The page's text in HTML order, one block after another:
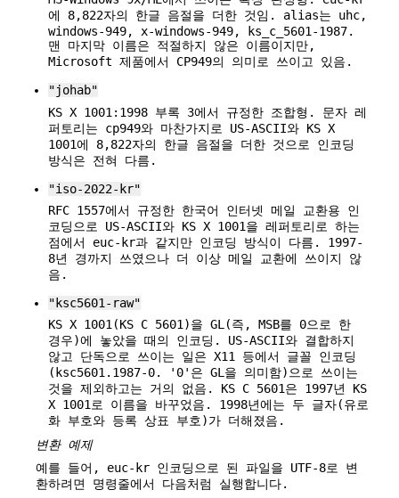
에 8,822자의 한글 음절을 더한 것임. alias는 uhc,
windows-949, x-windows-949, ks_c_5601-1987.
맨 마지막 이름은 적절하지 않은 이름이지만,
Microsoft 제품에서 CP949의 의미로 쓰이고 있음.
"johab"
KS X 1001:1998 부록 3에서 규정한 조합형. 문자 레
퍼토리는 cp949와 마찬가지로 US-ASCII와 KS X
1001에 8,822자의 한글 음절을 더한 것으로 인코딩
방식은 전혀 다름.
"iso-2022-kr"
RFC 1557에서 규정한 한국어 인터넷 메일 교환용 인
코딩으로 US-ASCII와 KS X 1001을 레퍼토리로 하는
점에서 euc-kr과 같지만 인코딩 방식이 다름. 1997-
8년 경까지 쓰였으나 더 이상 메일 교환에 쓰이지 않
음.
"ksc5601-raw"
KS X 1001(KS C 5601)을 GL(즉, MSB를 0으로 한
경우)에 놓았을 때의 인코딩. US-ASCII와 결합하지
않고 단독으로 쓰이는 일은 X11 등에서 글꼴 인코딩
(ksc5601.1987-0. '0'은 GL을 의미함)으로 쓰이는
것을 제외하고는 거의 없음. KS C 5601은 1997년 KS
X 1001로 이름을 바꾸었음. 1998년에는 두 글자(유로
화 부호와 등록 상표 부호)가 더해졌음.
변환 예제
예를 들어, euc-kr 인코딩으로 된 파일을 UTF-8로 변
환하려면 명령줄에서 다음처럼 실행합니다.